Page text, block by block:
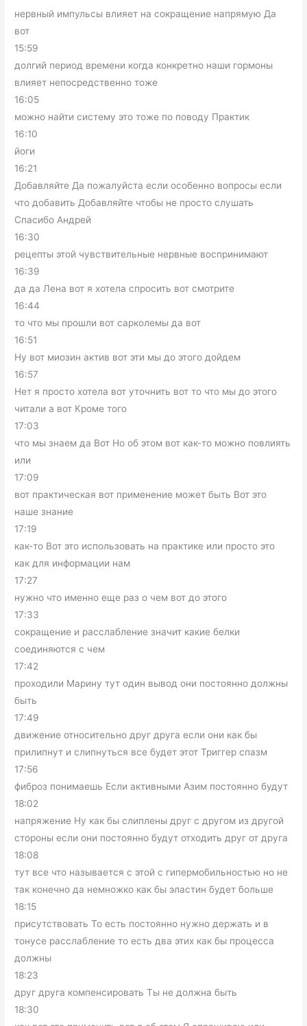
нервный импульсы влияет на сокращение напрямую Да
вот
15:59
долгий период времени когда конкретно наши гормоны
влияет непосредственно тоже
16:05
можно найти систему это тоже по поводу Практик
16:10
йоги
16:21
Добавляйте Да пожалуйста если особенно вопросы если
что добавить Добавляйте чтобы не просто слушать
Спасибо Андрей
16:30
рецепты этой чувствительные нервные воспринимают
16:39
да да Лена вот я хотела спросить вот смотрите
16:44
то что мы прошли вот сарколемы да вот
16:51
Ну вот миозин актив вот эти мы до этого дойдем
16:57
Нет я просто хотела вот уточнить вот то что мы до этого
читали а вот Кроме того
17:03
что мы знаем да Вот Но об этом вот как-то можно повлиять
или
17:09
вот практическая вот применение может быть Вот это
наше знание
17:19
как-то Вот это использовать на практике или просто это
как для информации нам
17:27
нужно что именно еще раз о чем вот до этого
17:33
сокращение и расслабление значит какие белки
соединяются с чем
17:42
проходили Марину тут один вывод они постоянно должны
быть
17:49
движение относительно друг друга если они как бы
прилипнут и слипнуться все будет этот Триггер спазм
17:56
фиброз понимаешь Если активными Азим постоянно будут
18:02
напряжение Ну как бы слиплены друг с другом из другой
стороны если они постоянно будут отходить друг от друга
18:08
тут все что называется с этой с гипермобильностью но не
так конечно да немножко как бы эластин будет больше
18:15
присутствовать То есть постоянно нужно держать и в
тонусе расслабление то есть два этих как бы процесса
должны
18:23
друг друга компенсировать Ты не должна быть
18:30